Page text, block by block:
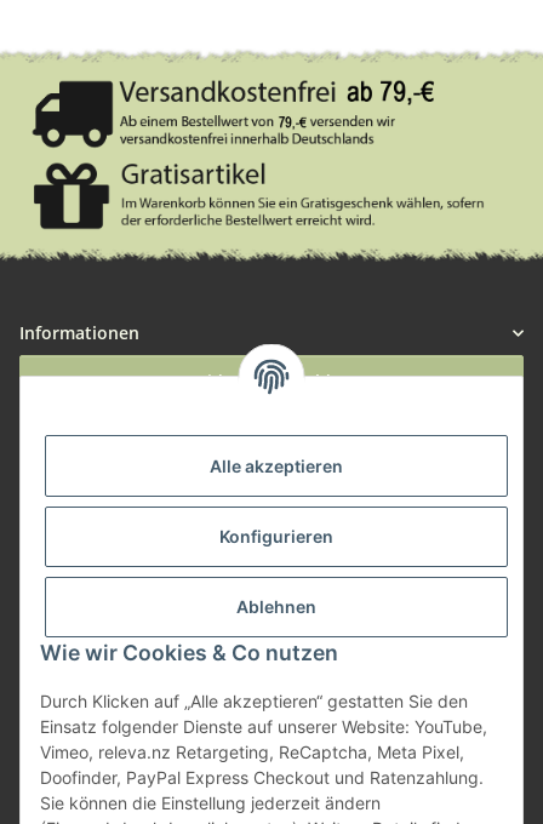
Alle akzeptieren
Konfigurieren
Ablehnen
Wie wir Cookies & Co nutzen
Durch Klicken auf „Alle akzeptieren“ gestatten Sie den
Einsatz folgender Dienste auf unserer Website: YouTube,
Vimeo, releva.nz Retargeting, ReCaptcha, Meta Pixel,
Doofinder, PayPal Express Checkout und Ratenzahlung.
Sie können die Einstellung jederzeit ändern
Informationen
Widerruf anmelden
Herstellerinformationen